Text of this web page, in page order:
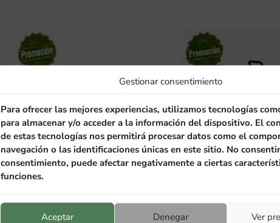
Gestionar consentimiento
Para ofrecer las mejores experiencias, utilizamos tecnologías
para almacenar y/o acceder a la información del dispositivo. El
de estas tecnologías nos permitirá procesar datos como el
navegación o las identificaciones únicas en este sitio. No
consentimiento, puede afectar negativamente a ciertas
funciones.
Aceptar Denegar Ver
Unds. Unds.